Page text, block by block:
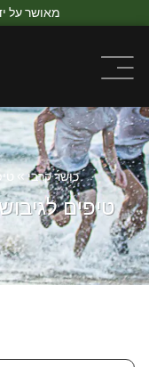
מאושר על
כושר קרבי »
טיפים